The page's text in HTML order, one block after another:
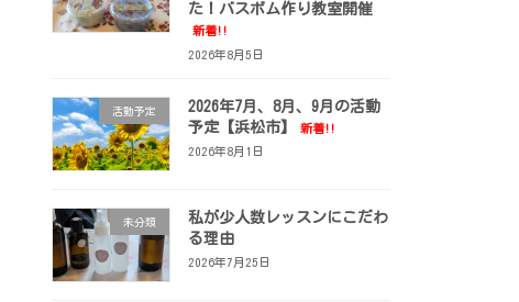
た！バスボム作り教室開催
新着!!
2026年8月5日
活動予定
2026年7月、8月、9月の活動
予定【浜松市】
新着!!
2026年8月1日
未分類
私が少人数レッスンにこだわ
る理由
2026年7月25日